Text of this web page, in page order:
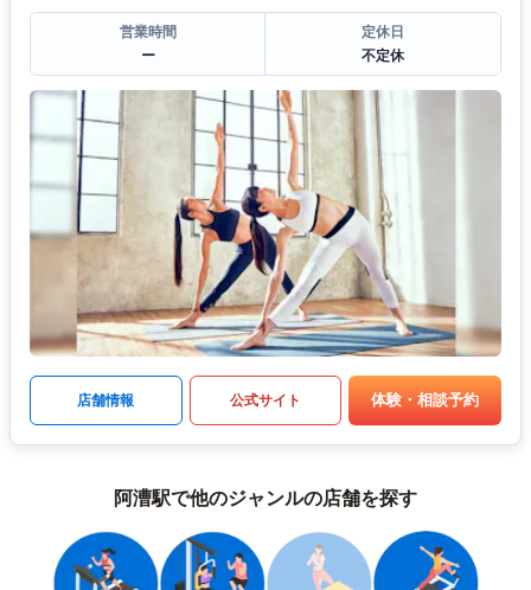
営業時間
ー
定休日
不定休
店舗情報 公式サイト 体験・相談予約
阿漕駅で他のジャンルの店舗を探す